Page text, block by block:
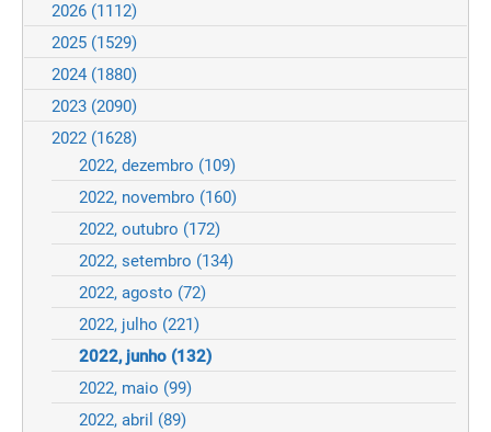
2026 (1112)
2025 (1529)
2024 (1880)
2023 (2090)
2022 (1628)
2022, dezembro (109)
2022, novembro (160)
2022, outubro (172)
2022, setembro (134)
2022, agosto (72)
2022, julho (221)
2022, junho (132)
2022, maio (99)
2022, abril (89)